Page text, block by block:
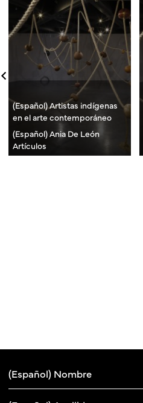
(Español) Artistas indígenas
en el arte contemporáneo
(Español) Ania De León
Artículos